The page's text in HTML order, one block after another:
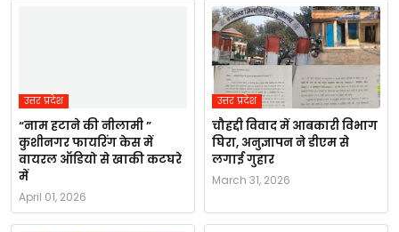
उत्तर प्रदेश
“नाम हटाने की नीलामी ”
कुशीनगर फायरिंग केस में
वायरल ऑडियो से खाकी कटघरे
में
April 01, 2026
उत्तर प्रदेश
चौहद्दी विवाद में आबकारी विभाग
घिरा, अनुज्ञापन ने डीएम से
लगाई गुहार
March 31, 2026